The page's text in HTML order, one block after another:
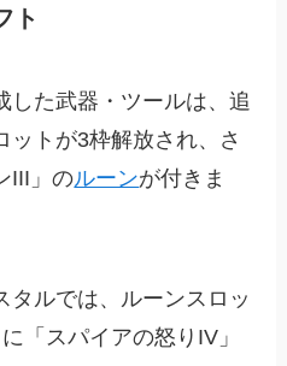
ト
した武器・ツールは、追
ットが3枠解放され、さ
III」のルーンが付きま
タルでは、ルーンスロッ
「スパイアの怒りIV」